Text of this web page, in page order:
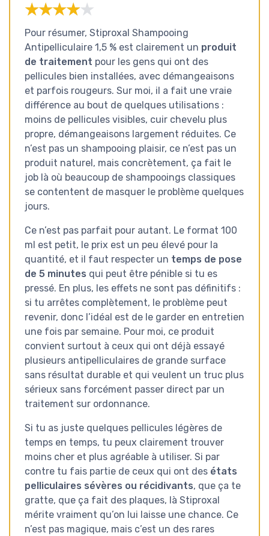
★★★★★
★★★★★
Pour résumer, Stiproxal Shampooing
Antipelliculaire 1,5 % est clairement un produit
de traitement pour les gens qui ont des
pellicules bien installées, avec démangeaisons
et parfois rougeurs. Sur moi, il a fait une vraie
différence au bout de quelques utilisations :
moins de pellicules visibles, cuir chevelu plus
propre, démangeaisons largement réduites. Ce
n’est pas un shampooing plaisir, ce n’est pas un
produit naturel, mais concrètement, ça fait le
job là où beaucoup de shampooings classiques
se contentent de masquer le problème quelques
jours.
Ce n’est pas parfait pour autant. Le format 100
ml est petit, le prix est un peu élevé pour la
quantité, et il faut respecter un temps de pose
de 5 minutes qui peut être pénible si tu es
pressé. En plus, les effets ne sont pas définitifs :
si tu arrêtes complètement, le problème peut
revenir, donc l’idéal est de le garder en entretien
une fois par semaine. Pour moi, ce produit
convient surtout à ceux qui ont déjà essayé
plusieurs antipelliculaires de grande surface
sans résultat durable et qui veulent un truc plus
sérieux sans forcément passer direct par un
traitement sur ordonnance.
Si tu as juste quelques pellicules légères de
temps en temps, tu peux clairement trouver
moins cher et plus agréable à utiliser. Si par
contre tu fais partie de ceux qui ont des états
pelliculaires sévères ou récidivants, que ça te
gratte, que ça fait des plaques, là Stiproxal
mérite vraiment qu’on lui laisse une chance. Ce
n’est pas magique, mais c’est un des rares